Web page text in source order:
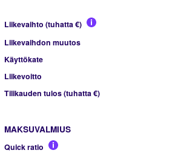
Liikevaihto (tuhatta €)
Liikevaihdon muutos
Käyttökate
Liikevoitto
Tilikauden tulos (tuhatta €)
MAKSUVALMIUS
Quick ratio